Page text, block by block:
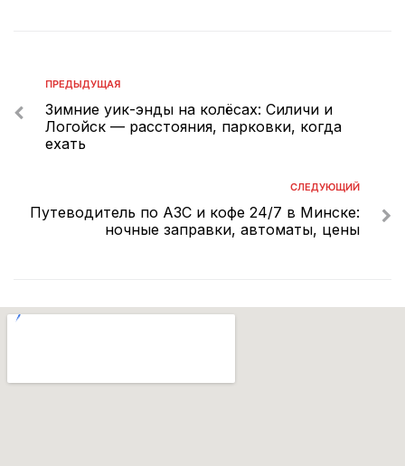
ПРЕДЫДУЩАЯ
Зимние уик-энды на колёсах: Силичи и
Логойск — расстояния, парковки, когда
ехать
СЛЕДУЮЩИЙ
Путеводитель по АЗС и кофе 24/7 в Минске:
ночные заправки, автоматы, цены